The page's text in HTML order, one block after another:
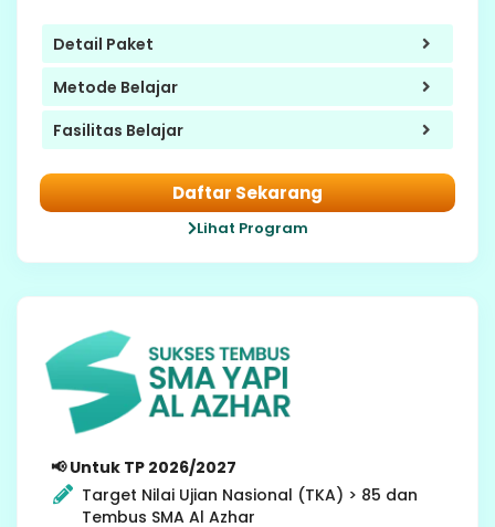
Detail Paket
Metode Belajar
Fasilitas Belajar
Daftar Sekarang
Lihat Program
📢 Untuk TP 2026/2027
Target Nilai Ujian Nasional (TKA) > 85 dan
Tembus SMA Al Azhar